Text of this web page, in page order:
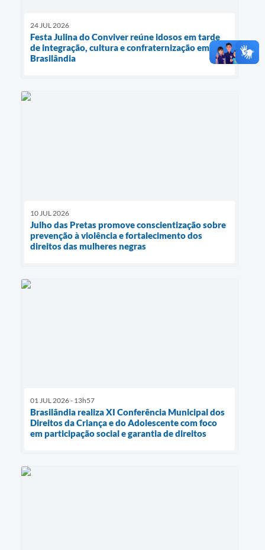
24 JUL 2026
Festa Julina do Conviver reúne idosos em tarde
de integração, cultura e confraternização em
Brasilândia
10 JUL 2026
Julho das Pretas promove conscientização sobre
prevenção à violência e fortalecimento dos
direitos das mulheres negras
01 JUL 2026 - 13h57
Brasilândia realiza XI Conferência Municipal dos
Direitos da Criança e do Adolescente com foco
em participação social e garantia de direitos